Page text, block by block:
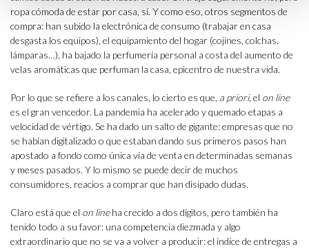
ropa cómoda de estar por casa, sí. Y como eso, otros segmentos de
compra: han subido la electrónica de consumo (trabajar en casa
desgasta los equipos), el equipamiento del hogar (cojines, colchas,
lámparas…), ha bajado la perfumería personal a costa del aumento de
velas aromáticas que perfuman la casa, epicentro de nuestra vida.
Por lo que se refiere a los canales, lo cierto es que, a priori, el on line
es el gran vencedor. La pandemia ha acelerado y quemado etapas a
velocidad de vértigo. Se ha dado un salto de gigante: empresas que no
se habían digitalizado o que estaban dando sus primeros pasos han
apostado a fondo como única vía de venta en determinadas semanas
y meses pasados. Y lo mismo se puede decir de muchos
consumidores, reacios a comprar que han disipado dudas.
Claro está que el on lineha crecido a dos dígitos, pero también ha
tenido todo a su favor: una competencia diezmada y algo
extraordinario que no se va a volver a producir: el índice de entregas a